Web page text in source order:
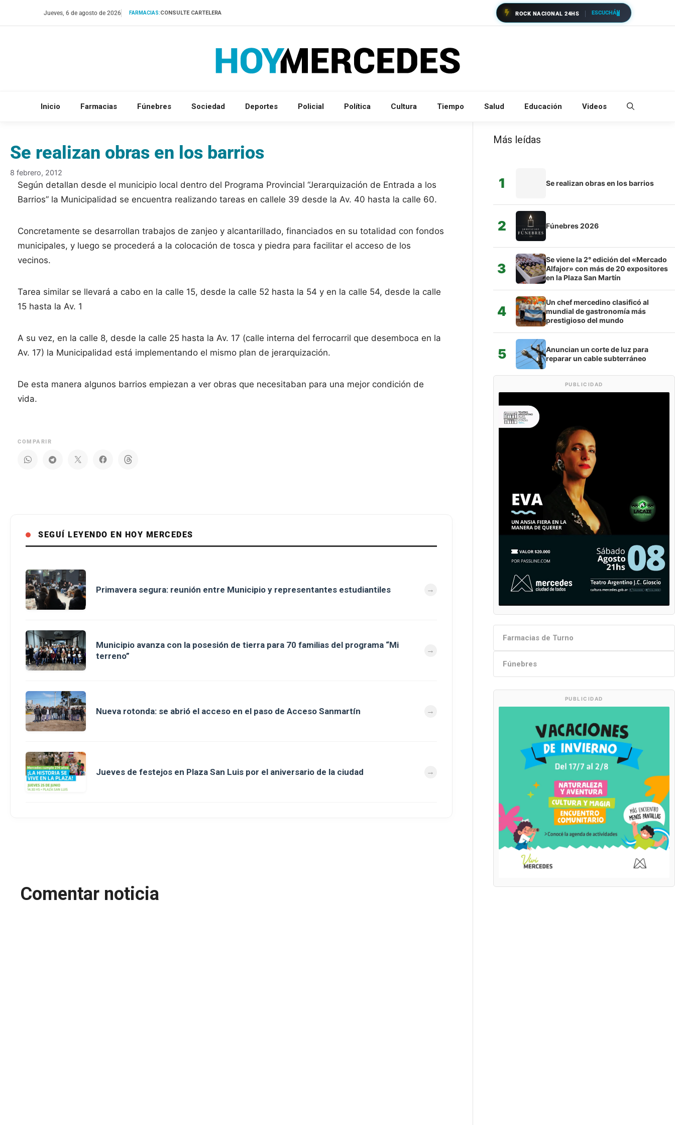
Jueves, 6 de agosto de 2026 FARMACIAS:CONSULTE CARTELERA ROCK NACIONAL 24HS ESCUCHÁ
Inicio Farmacias Fúnebres Sociedad Deportes Policial Política Cultura Tiempo Salud Educación Videos
Se realizan obras en los barrios
8 febrero, 2012
Según detallan desde el municipio local dentro del Programa Provincial “Jerarquización de Entrada a los
Barrios” la Municipalidad se encuentra realizando tareas en callele 39 desde la Av. 40 hasta la calle 60.
Concretamente se desarrollan trabajos de zanjeo y alcantarillado, financiados en su totalidad con fondos
municipales, y luego se procederá a la colocación de tosca y piedra para facilitar el acceso de los
vecinos.
Tarea similar se llevará a cabo en la calle 15, desde la calle 52 hasta la 54 y en la calle 54, desde la calle
15 hasta la Av. 1
A su vez, en la calle 8, desde la calle 25 hasta la Av. 17 (calle interna del ferrocarril que desemboca en la
Av. 17) la Municipalidad está implementando el mismo plan de jerarquización.
De esta manera algunos barrios empiezan a ver obras que necesitaban para una mejor condición de
vida.
COMPARIR
SEGUÍ LEYENDO EN HOY MERCEDES
Primavera segura: reunión entre Municipio y representantes estudiantiles
Municipio avanza con la posesión de tierra para 70 familias del programa “Mi
terreno”
Nueva rotonda: se abrió el acceso en el paso de Acceso Sanmartín
Jueves de festejos en Plaza San Luis por el aniversario de la ciudad
Comentar noticia
Más leídas
1 Se realizan obras en los barrios
2 Fúnebres 2026
3
Se viene la 2° edición del «Mercado
Alfajor» con más de 20 expositores
en la Plaza San Martín
4
Un chef mercedino clasificó al
mundial de gastronomía más
prestigioso del mundo
5
Anuncian un corte de luz para
reparar un cable subterráneo
PUBLICIDAD
Farmacias de Turno
Fúnebres
PUBLICIDAD